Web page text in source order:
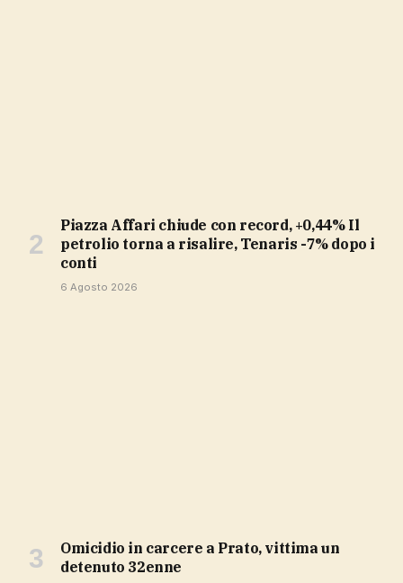
Piazza Affari chiude con record, +0,44% Il
petrolio torna a risalire, Tenaris -7% dopo i
conti
6 Agosto 2026
Omicidio in carcere a Prato, vittima un
detenuto 32enne